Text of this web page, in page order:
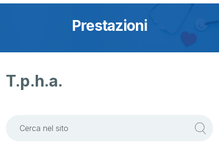
Prestazioni
T.p.h.a.